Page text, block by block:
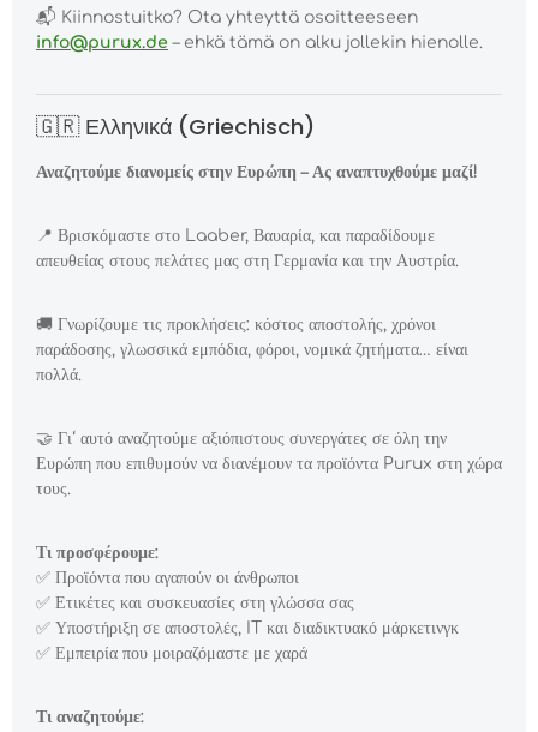
📬 Kiinnostuitko? Ota yhteyttä osoitteeseen
info@purux.de – ehkä tämä on alku jollekin hienolle.
🇬🇷 Ελληνικά (Griechisch)
Αναζητούμε διανομείς στην Ευρώπη – Ας αναπτυχθούμε μαζί!
📍 Βρισκόμαστε στο Laaber, Βαυαρία, και παραδίδουμε
απευθείας στους πελάτες μας στη Γερμανία και την Αυστρία.
🚚 Γνωρίζουμε τις προκλήσεις: κόστος αποστολής, χρόνοι
παράδοσης, γλωσσικά εμπόδια, φόροι, νομικά ζητήματα… είναι
πολλά.
🤝 Γι‘ αυτό αναζητούμε αξιόπιστους συνεργάτες σε όλη την
Ευρώπη που επιθυμούν να διανέμουν τα προϊόντα Purux στη χώρα
τους.
Τι προσφέρουμε:
✅ Προϊόντα που αγαπούν οι άνθρωποι
✅ Ετικέτες και συσκευασίες στη γλώσσα σας
✅ Υποστήριξη σε αποστολές, IT και διαδικτυακό μάρκετινγκ
✅ Εμπειρία που μοιραζόμαστε με χαρά
Τι αναζητούμε: